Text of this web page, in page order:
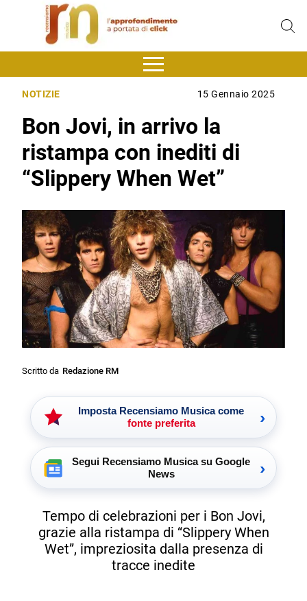
NOTIZIE 15 Gennaio 2025
Bon Jovi, in arrivo la
ristampa con inediti di
“Slippery When Wet”
Scritto da Redazione RM
Imposta Recensiamo Musica come
fonte preferita
›
Segui Recensiamo Musica su Google
News
›
Tempo di celebrazioni per i Bon Jovi,
grazie alla ristampa di “Slippery When
Wet”, impreziosita dalla presenza di
tracce inedite